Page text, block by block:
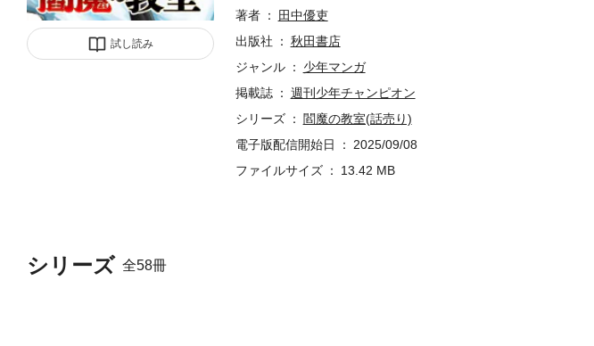
試し読み
シリーズ 全58冊
著者
田中優吏
出版社
秋田書店
ジャンル
少年マンガ
掲載誌
週刊少年チャンピオン
シリーズ
閻魔の教室(話売り)
電子版配信開始日
2025/09/08
ファイルサイズ
13.42 MB